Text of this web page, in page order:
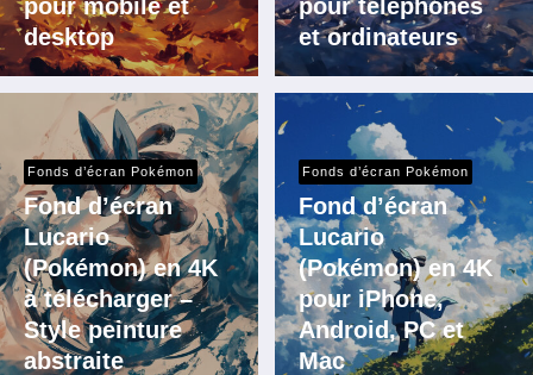
pour mobile et
desktop
pour téléphones
et ordinateurs
Fonds d’écran Pokémon
Fond d’écran
Lucario
(Pokémon) en 4K
à télécharger –
Style peinture
abstraite
Fonds d’écran Pokémon
Fond d’écran
Lucario
(Pokémon) en 4K
pour iPhone,
Android, PC et
Mac